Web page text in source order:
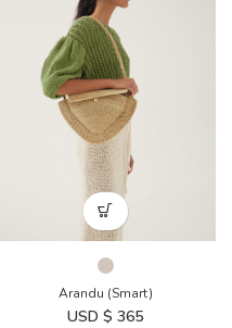
Arandu (Smart)
USD $ 365